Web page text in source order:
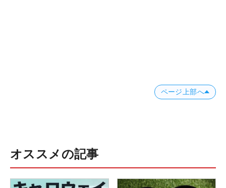
ページ上部へ
オススメの記事